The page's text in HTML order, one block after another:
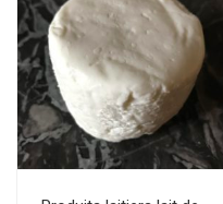
forge